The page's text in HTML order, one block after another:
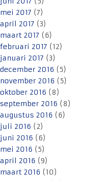
mei 2017 (7)
april 2017 (3)
maart 2017 (6)
februari 2017 (12)
januari 2017 (3)
december 2016 (5)
november 2016 (5)
oktober 2016 (8)
september 2016 (8)
augustus 2016 (6)
juli 2016 (2)
juni 2016 (6)
mei 2016 (5)
april 2016 (9)
maart 2016 (10)